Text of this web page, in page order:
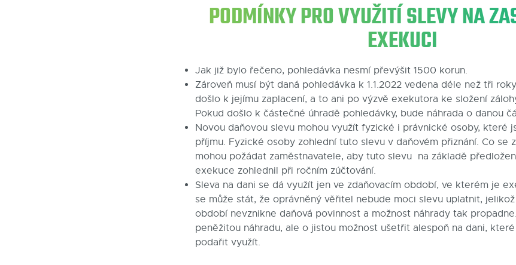
PODMÍNKY PRO VYUŽITÍ SLEVY NA
EXEKUCI
Jak již bylo řečeno, pohledávka nesmí převýšit 1500 korun.
Zároveň musí být daná pohledávka k 1.1.2022 vedena déle než tři
došlo k jejímu zaplacení, a to ani po výzvě exekutora ke složení
Pokud došlo k částečné úhradě pohledávky, bude náhrada o danou
Novou daňovou slevu mohou využít fyzické i právnické osoby, které
příjmu. Fyzické osoby zohlední tuto slevu v daňovém přiznání. Co se
mohou požádat zaměstnavatele, aby tuto slevu na základě
exekuce zohlednil při ročním zúčtování.
Sleva na dani se dá využít jen ve zdaňovacím období, ve kterém je
se může stát, že oprávněný věřitel nebude moci slevu uplatnit,
období nevznikne daňová povinnost a možnost náhrady tak
peněžitou náhradu, ale o jistou možnost ušetřit alespoň na dani,
podařit využít.